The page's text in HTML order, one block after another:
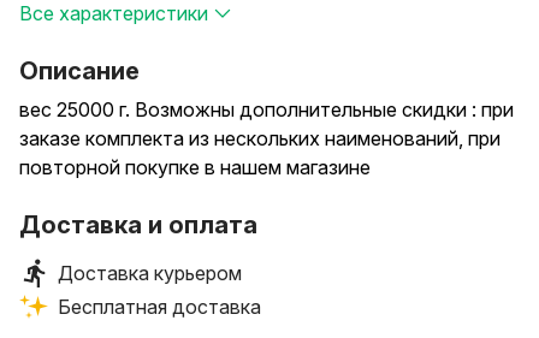
Все характеристики
Описание
вес 25000 г. Возможны дополнительные скидки : при
заказе комплекта из нескольких наименований, при
повторной покупке в нашем магазине
Доставка и оплата
Доставка курьером
Бесплатная доставка